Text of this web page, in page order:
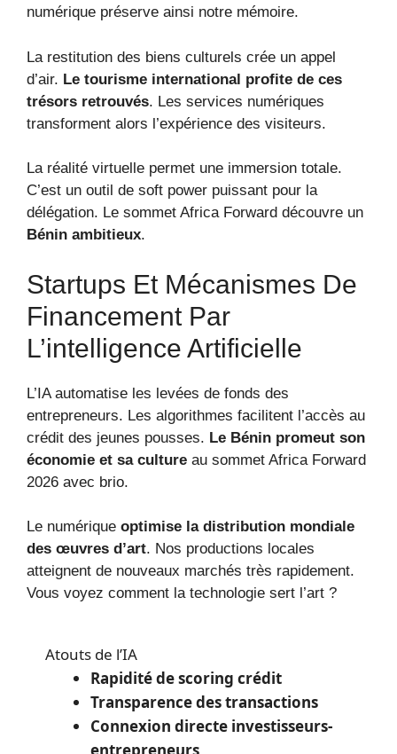
numérique préserve ainsi notre mémoire.
La restitution des biens culturels crée un appel
d’air. Le tourisme international profite de ces
trésors retrouvés. Les services numériques
transforment alors l’expérience des visiteurs.
La réalité virtuelle permet une immersion totale.
C’est un outil de soft power puissant pour la
délégation. Le sommet Africa Forward découvre un
Bénin ambitieux.
Startups Et Mécanismes De
Financement Par
L’intelligence Artificielle
L’IA automatise les levées de fonds des
entrepreneurs. Les algorithmes facilitent l’accès au
crédit des jeunes pousses. Le Bénin promeut son
économie et sa culture au sommet Africa Forward
2026 avec brio.
Le numérique optimise la distribution mondiale
des œuvres d’art. Nos productions locales
atteignent de nouveaux marchés très rapidement.
Vous voyez comment la technologie sert l’art ?
Atouts de l’IA
Rapidité de scoring crédit
Transparence des transactions
Connexion directe investisseurs-